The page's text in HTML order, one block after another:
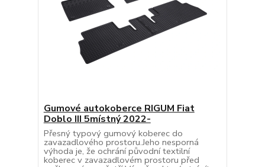
Gumové autokoberce RIGUM Fiat
Doblo III 5místný 2022-
Přesný typový gumový koberec do
zavazadlového prostoru.Jeho nesporná
výhoda je, že ochrání původní textilní
koberec v zavazadlovém prostoru před